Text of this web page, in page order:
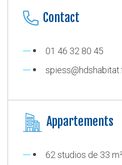
Contact
01 46 32 80 45
Appartements
62 studios de 33